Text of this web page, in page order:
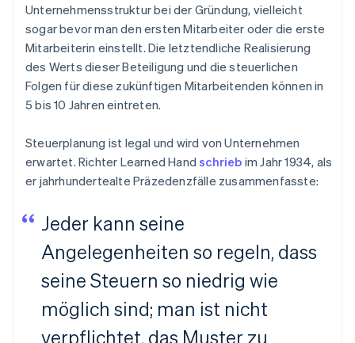
Unternehmensstruktur bei der Gründung, vielleicht
sogar bevor man den ersten Mitarbeiter oder die erste
Mitarbeiterin einstellt. Die letztendliche Realisierung
des Werts dieser Beteiligung und die steuerlichen
Folgen für diese zukünftigen Mitarbeitenden können in
5 bis 10 Jahren eintreten.
Steuerplanung ist legal und wird von Unternehmen
erwartet. Richter Learned Handschrieb im Jahr 1934, als
er jahrhundertealte Präzedenzfälle zusammenfasste:
Jeder kann seine
Angelegenheiten so regeln, dass
seine Steuern so niedrig wie
möglich sind; man ist nicht
verpflichtet, das Muster zu